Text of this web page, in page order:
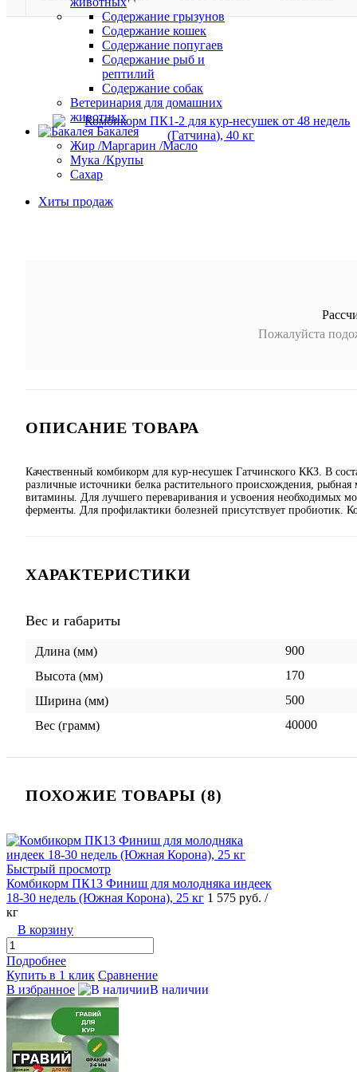
Содержание грызунов
Содержание кошек
Содержание попугаев
Содержание рыб и
рептилий
Содержание собак
Ветеринария для домашних
животных
Бакалея
Жир /Маргарин /Масло
Мука /Крупы
Сахар
Хиты продаж
Пожалуйста
ОПИСАНИЕ ТОВАРА
Качественный комбикорм для кур-несушек Гатчинского ККЗ. В
различные источники белка растительного происхождения,
витамины. Для лучшего переваривания и усвоения необходимых
ферменты. Для профилактики болезней присутствует пробиотик.
ХАРАКТЕРИСТИКИ
Вес и габариты
Длина (мм)
900
Высота (мм)
170
Ширина (мм)
500
Вес (грамм)
40000
ПОХОЖИЕ ТОВАРЫ (8)
Быстрый просмотр
Комбикорм ПК13 Финиш для молодняка индеек
18-30 недель (Южная Корона), 25 кг 1 575 руб. /
кг
В корзину
Подробнее
Купить в 1 клик Сравнение
В избранное
В наличии